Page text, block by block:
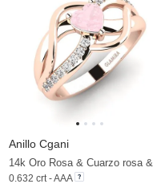
Anillo Cgani
0.632 crt - AAA